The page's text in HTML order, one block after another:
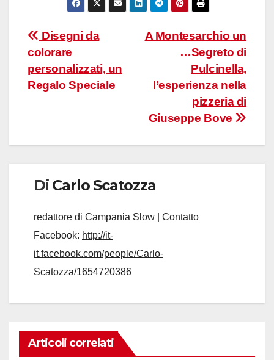
Navigazione
articoli
A Montesarchio un
…Segreto di
Pulcinella,
l’esperienza nella
pizzeria di
Giuseppe Bove
Disegni da
colorare
personalizzati, un
Regalo Speciale
Di Carlo Scatozza
redattore di Campania Slow | Contatto
Facebook: http://it-
it.facebook.com/people/Carlo-
Scatozza/1654720386
Articoli correlati